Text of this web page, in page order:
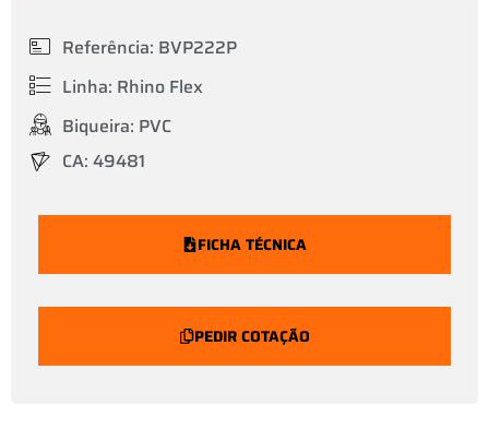
Referência: BVP222P
Linha: Rhino Flex
Biqueira: PVC
CA: 49481
FICHA TÉCNICA
PEDIR COTAÇÃO